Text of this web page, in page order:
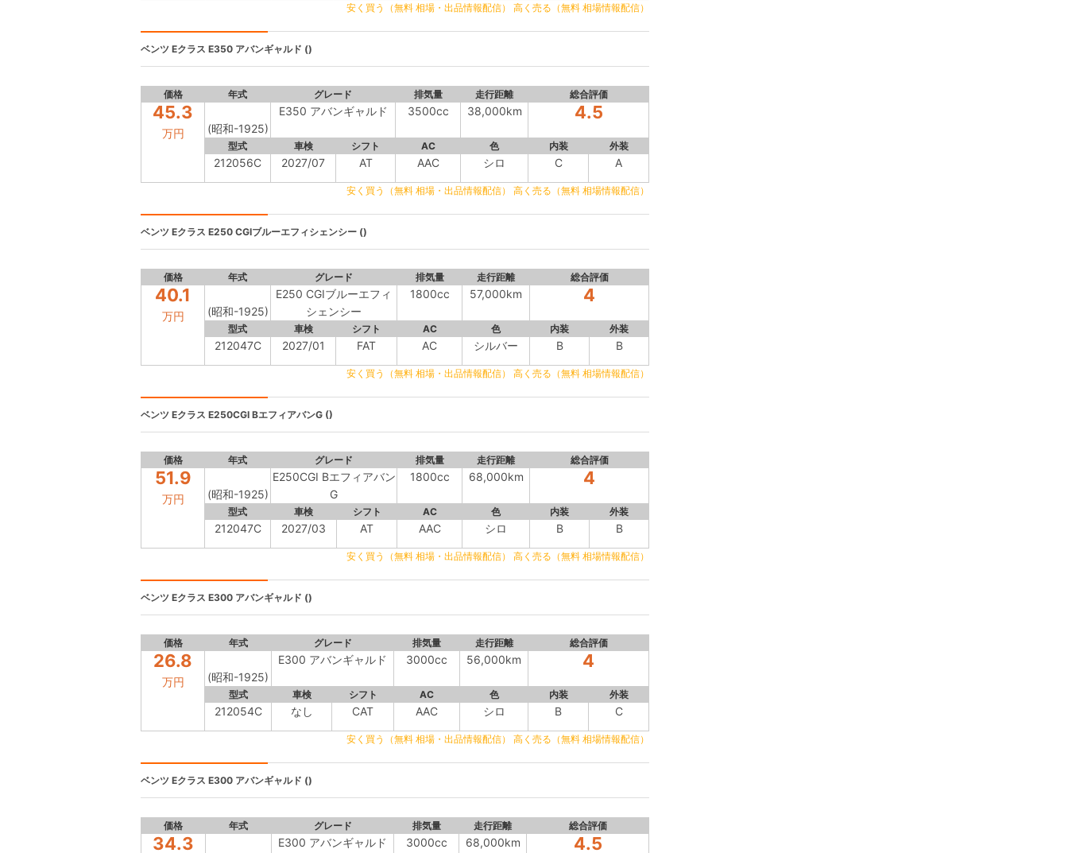
安く買う（無料 相場・出品情報配信） 高く売る（無料 相場情報配信）
ベンツ Eクラス E350 アバンギャルド ()
価格 年式 グレード 排気量 走行距離 総合評価
45.3
万円 (昭和-1925)
E350 アバンギャルド 3500cc 38,000km 4.5
型式 車検 シフト AC 色 内装 外装
212056C 2027/07 AT AAC シロ C A
安く買う（無料 相場・出品情報配信） 高く売る（無料 相場情報配信）
ベンツ Eクラス E250 CGIブルーエフィシェンシー ()
価格 年式 グレード 排気量 走行距離 総合評価
40.1
万円 (昭和-1925)
E250 CGIブルーエフィ
シェンシー
1800cc 57,000km 4
型式 車検 シフト AC 色 内装 外装
212047C 2027/01 FAT AC シルバー B B
安く買う（無料 相場・出品情報配信） 高く売る（無料 相場情報配信）
ベンツ Eクラス E250CGI BエフィアバンG ()
価格 年式 グレード 排気量 走行距離 総合評価
51.9
万円 (昭和-1925)
E250CGI Bエフィアバン
G
1800cc 68,000km 4
型式 車検 シフト AC 色 内装 外装
212047C 2027/03 AT AAC シロ B B
安く買う（無料 相場・出品情報配信） 高く売る（無料 相場情報配信）
ベンツ Eクラス E300 アバンギャルド ()
価格 年式 グレード 排気量 走行距離 総合評価
26.8
万円 (昭和-1925)
E300 アバンギャルド 3000cc 56,000km 4
型式 車検 シフト AC 色 内装 外装
212054C なし CAT AAC シロ B C
安く買う（無料 相場・出品情報配信） 高く売る（無料 相場情報配信）
ベンツ Eクラス E300 アバンギャルド ()
価格 年式 グレード 排気量 走行距離 総合評価
34.3 E300 アバンギャルド 3000cc 68,000km 4.5